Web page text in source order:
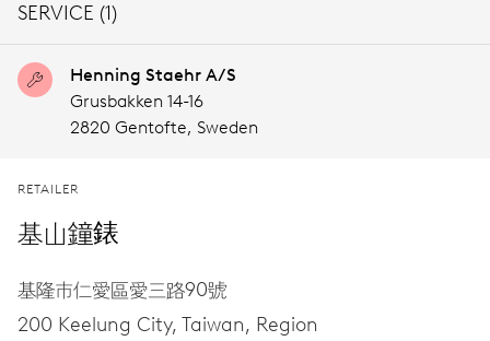
SERVICE (1)
Henning Staehr A/S
Grusbakken 14-16
2820 Gentofte, Sweden
RETAILER
基山鐘錶
基隆市仁愛區愛三路90號
200 Keelung City, Taiwan, Region